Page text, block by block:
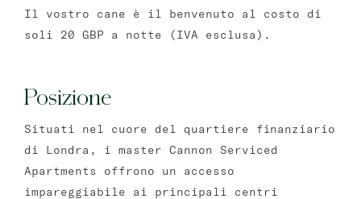
Il vostro cane è il benvenuto al costo di
soli 20 GBP a notte (IVA esclusa).
Posizione
Situati nel cuore del quartiere finanziario
di Londra, i master Cannon Serviced
Apartments offrono un accesso
impareggiabile ai principali centri